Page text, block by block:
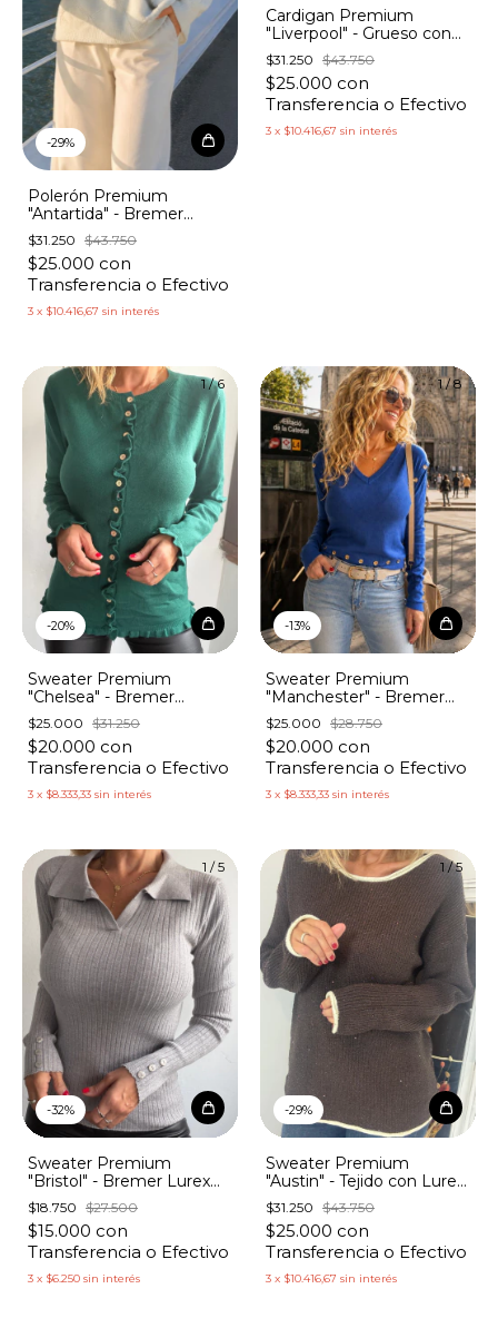
-29%
Polerón Premium
"Antartida" - Bremer
Grueso Combinado con
Lurex
$31.250 $43.750
$25.000 con
Transferencia o Efectivo
3 x $10.416,67 sin interés
Cardigan Premium
"Liverpool" - Grueso con
Bolsillos Botones Estrellas
$31.250 $43.750
$25.000 con
Transferencia o Efectivo
3 x $10.416,67 sin interés
1/6
-20%
Sweater Premium
"Chelsea" - Bremer
Abotonado con Voladitos
$25.000 $31.250
$20.000 con
Transferencia o Efectivo
3 x $8.333,33 sin interés
1/8
-13%
Sweater Premium
"Manchester" - Bremer
Cuello V con Botones
$25.000 $28.750
$20.000 con
Transferencia o Efectivo
3 x $8.333,33 sin interés
1 /5
-32%
Sweater Premium
"Bristol" - Bremer Lurex
con Cuello
$18.750 $27.500
$15.000 con
Transferencia o Efectivo
3 x $6.250 sin interés
1/5
-29%
Sweater Premium
"Austin" - Tejido con Lurex
y Lentejuelas
$31.250 $43.750
$25.000 con
Transferencia o Efectivo
3 x $10.416,67 sin interés